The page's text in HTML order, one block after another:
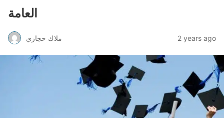
العامة
ملاك حجازي 2 years ago